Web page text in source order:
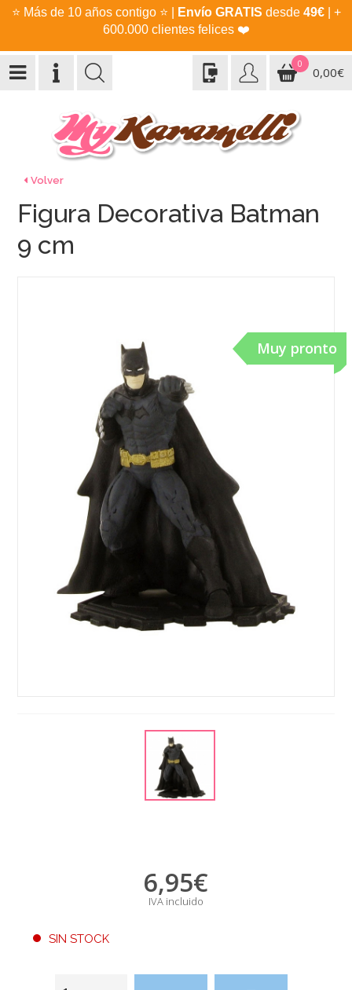
⭐ Más de 10 años contigo ⭐ Envío GRATIS desde 49€| +
600.000 clientes felices ❤️
0
0,00€
Volver
Muy pronto
Figura Decorativa Batman
9 cm
6,95€
IVA incluido
SIN STOCK